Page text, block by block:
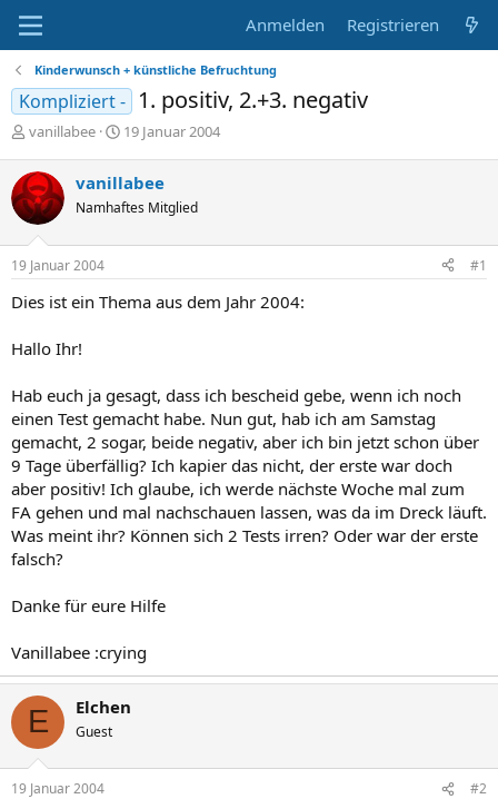
Anmelden Registrieren
Kinderwunsch + künstliche Befruchtung
Kompliziert - 1. positiv, 2.+3. negativ
E
s
t
e
l
l
e
vanillabee
E
t
e
l
m
19 Januar 2004
vanillabee
Namhaftes Mitglied
19 Januar 2004 #1
Dies ist ein Thema aus dem Jahr 2004:
Hallo Ihr!
Hab euch ja gesagt, dass ich bescheid gebe, wenn ich noch
einen Test gemacht habe. Nun gut, hab ich am Samstag
gemacht, 2 sogar, beide negativ, aber ich bin jetzt schon über
9 Tage überfällig? Ich kapier das nicht, der erste war doch
aber positiv! Ich glaube, ich werde nächste Woche mal zum
FA gehen und mal nachschauen lassen, was da im Dreck läuft.
Was meint ihr? Können sich 2 Tests irren? Oder war der erste
falsch?
Danke für eure Hilfe
Vanillabee :crying
E Elchen
Guest
19 Januar 2004 #2